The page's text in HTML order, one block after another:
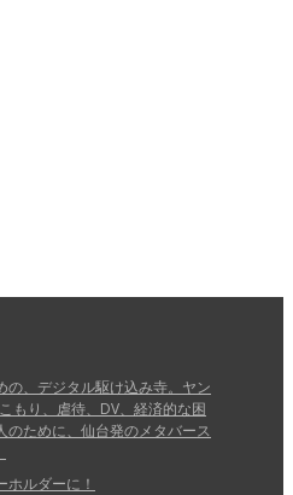
の、デジタル駆け込み寺。ヤン
もり、虐待、DV、経済的な困
ために、仙台発のメタバース
ルダーに！